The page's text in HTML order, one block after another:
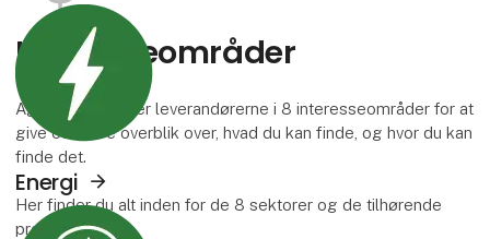
Interesse­områder
Agromek inddeler leverandørerne i 8 interesseområder for at
give et bedre overblik over, hvad du kan finde, og hvor du kan
finde det.
Her finder du alt inden for de 8 sektorer og de tilhørende
produktgrupper.
Energi
Se Agromek udstillere sektor: Viden og